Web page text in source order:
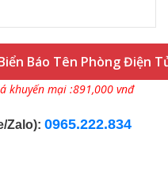
Báo Tên Phòng Điện
khuyến mại :891,000 vnđ
Zalo): 0965.222.834